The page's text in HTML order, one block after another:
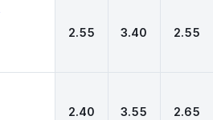
2.55 3.40 2.55
2.40 3.55 2.65